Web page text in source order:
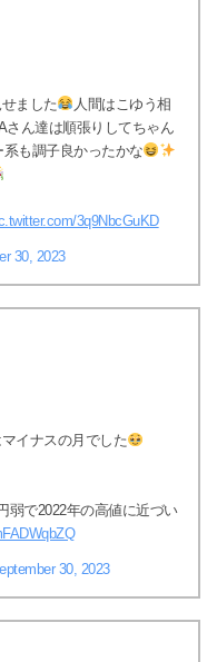
ました
人間はこゆう相
さん達は順張りしてちゃん
も調子良かったかな
3q9NbcGuKD
30, 2023
イナスの月でした
弱で2022年の高値に近づい
30, 2023